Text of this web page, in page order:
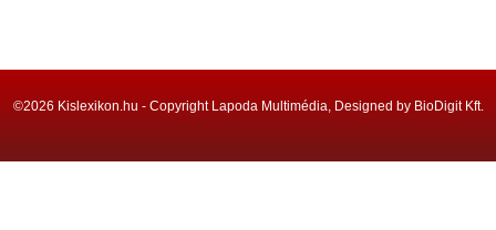
©2026 Kislexikon.hu - Copyright Lapoda Multimédia, Designed by BioDigit Kft.